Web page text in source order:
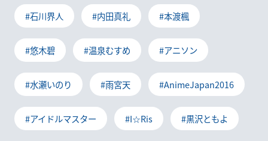
#石川界人 #内田真礼 #本渡楓
#悠木碧 #温泉むすめ #アニソン
#水瀬いのり #雨宮天 #AnimeJapan2016
#アイドルマスター #I☆Ris #黒沢ともよ